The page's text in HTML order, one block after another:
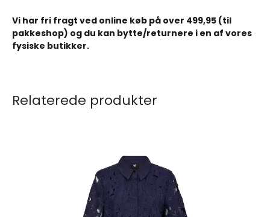
Vi har fri fragt ved online køb på over 499,95 (til
pakkeshop) og du kan bytte/returnere i en af vores
fysiske butikker.
Relaterede produkter